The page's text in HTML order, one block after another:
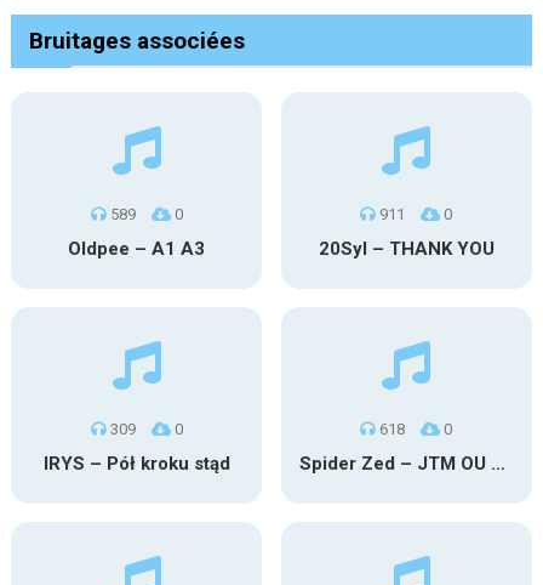
Bruitages associées
589 0
Oldpee – A1 A3
911 0
20Syl – THANK YOU
309 0
IRYS – Pół kroku stąd
618 0
Spider Zed – JTM OU TG